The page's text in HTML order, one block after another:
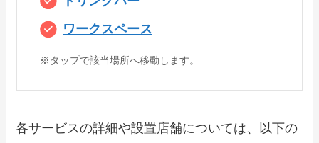
ワークスペース
※タップで該当場所へ移動します。
各サービスの詳細や設置店舗については、以下の